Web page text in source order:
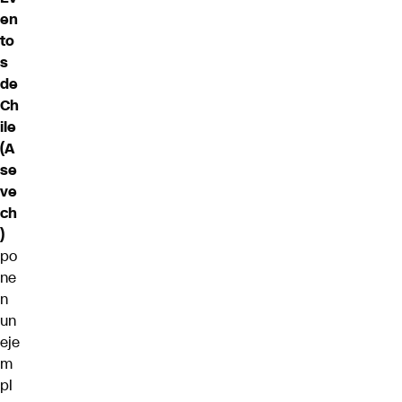
en
to
s
de
Ch
ile
(A
se
ve
ch
)
po
ne
n
un
eje
m
pl